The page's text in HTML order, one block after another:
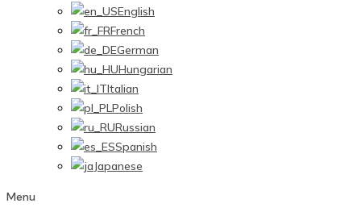
English
French
German
Hungarian
Italian
Polish
Russian
Spanish
Japanese
Menu